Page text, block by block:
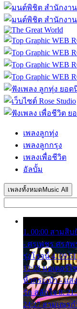
เพลงลูกทุ่ง
เพลงลูกกรุง
เพลงเพื่อชีวิต
อัลบั้ม
เพลงทั้งหมด Music All
1. 00:00 สามสิ
- ศรเพชร ศรสุพ
รุ่งโรจน์ 4.
12:23 มอเตอร์
หิ้วกระเป๋า - แส
รัก สลักใจ 8.
24:27 สามเณร